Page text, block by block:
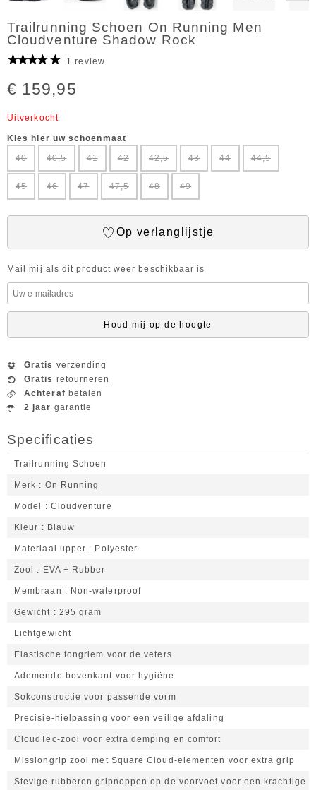
Trailrunning Schoen On Running Men
Cloudventure Shadow Rock
1 review
€ 159,95
Uitverkocht
Kies hier uw schoenmaat
40
40,5 41 42 42,5 43 44 44,5
45 46 47 47,5 48 49
Op verlanglijstje
Mail mij als dit product weer beschikbaar is
Houd mij op de hoogte
Gratis verzending
Gratis retourneren
Achteraf betalen
2 jaar garantie
Specificaties
Trailrunning Schoen
Merk On Running
Model Cloudventure
Kleur Blauw
Materiaal upper Polyester
Zool EVA + Rubber
Membraan Non-waterproof
Gewicht 295 gram
Lichtgewicht
Elastische tongriem voor de veters
Ademende bovenkant voor hygiëne
Sokconstructie voor passende vorm
Precisie-hielpassing voor een veilige afdaling
CloudTec-zool voor extra demping en comfort
Missiongrip zool met Square Cloud-elementen voor extra grip
Stevige rubberen gripnoppen op de voorvoet voor een krachtige